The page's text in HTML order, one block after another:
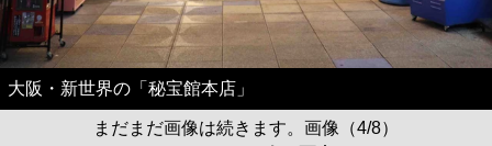
大阪・新世界の「秘宝館本店」
まだまだ画像は続きます。画像（4/8）